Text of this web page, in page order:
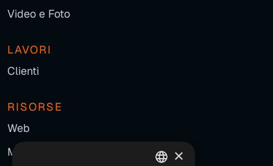
Video e Foto
LAVORI
Clienti
RISORSE
Web
Marketing
×